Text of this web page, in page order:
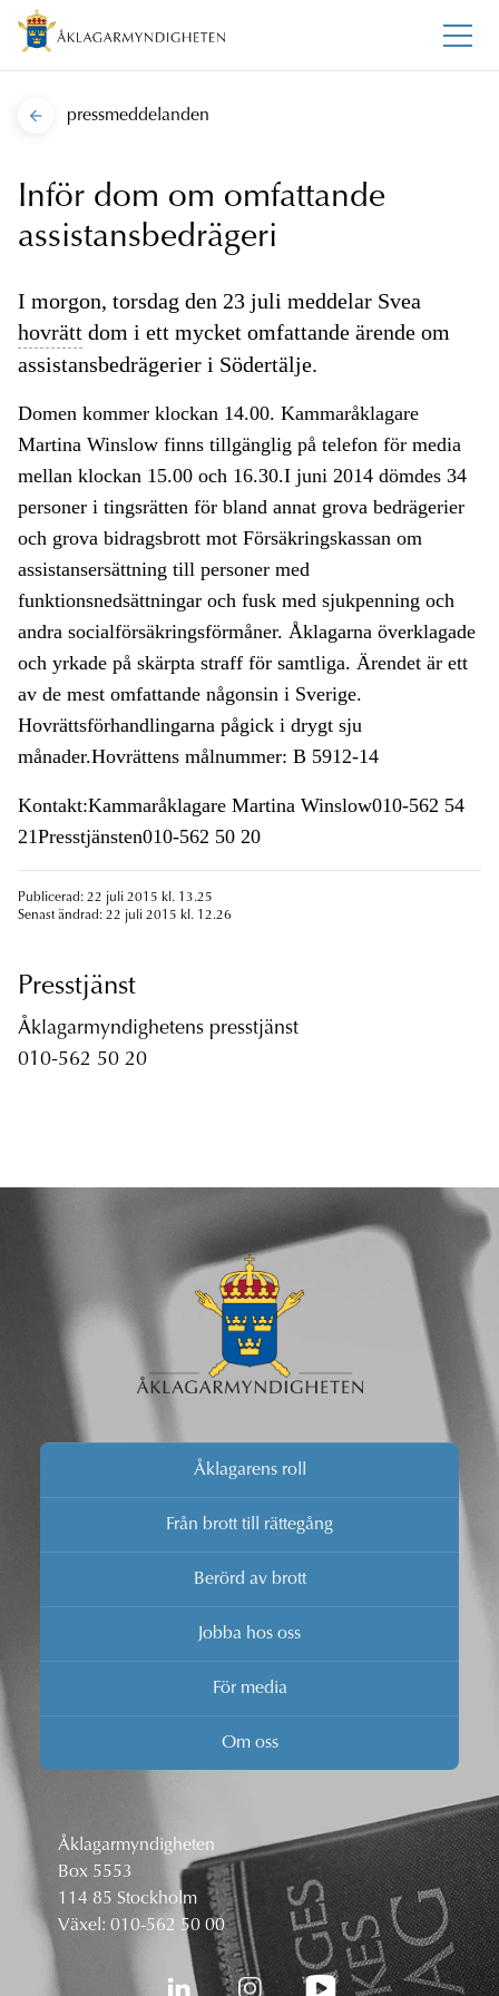
pressmeddelanden
Inför dom om omfattande
assistansbedrägeri
I morgon, torsdag den 23 juli meddelar Svea
hovrätt dom i ett mycket omfattande ärende om
assistansbedrägerier i Södertälje.
Domen kommer klockan 14.00. Kammaråklagare
Martina Winslow finns tillgänglig på telefon för media
mellan klockan 15.00 och 16.30.I juni 2014 dömdes 34
personer i tingsrätten för bland annat grova bedrägerier
och grova bidragsbrott mot Försäkringskassan om
assistansersättning till personer med
funktionsnedsättningar och fusk med sjukpenning och
andra socialförsäkringsförmåner. Åklagarna överklagade
och yrkade på skärpta straff för samtliga. Ärendet är ett
av de mest omfattande någonsin i Sverige.
Hovrättsförhandlingarna pågick i drygt sju
månader.Hovrättens målnummer: B 5912-14
Kontakt:Kammaråklagare Martina Winslow010-562 54
21Presstjänsten010-562 50 20
Publicerad: 22 juli 2015 kl. 13.25
Senast ändrad: 22 juli 2015 kl. 12.26
Presstjänst
Åklagarmyndighetens presstjänst
010-562 50 20
Åklagarens roll
Från brott till rättegång
Berörd av brott
Jobba hos oss
För media
Om oss
Åklagarmyndigheten
Box 5553
114 85 Stockholm
Växel: 010-562 50 00